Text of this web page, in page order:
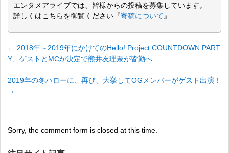
エンタメアライブでは、皆様からの投稿を募集しています。
詳しくはこちらを御覧ください『寄稿について』
← 2018年～2019年にかけてのHello! Project COUNTDOWN PART
Y、ゲストとMCが決定で熊井友理奈が皆勤へ
2019年の冬ハローに、再び、大挙してOGメンバーがゲスト出演！
→
Sorry, the comment form is closed at this time.